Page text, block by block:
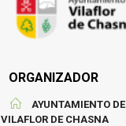
ORGANIZADOR
AYUNTAMIENTO DE
VILAFLOR DE CHASNA